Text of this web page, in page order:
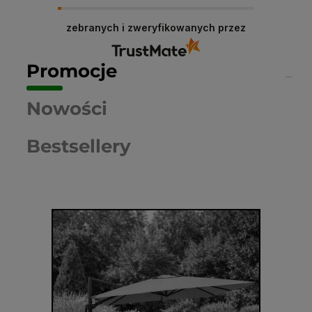
jakość naszych usług. Mamy nadzieję, że już
teraz sprostaliśmy Twoim wymaganiom i wrócisz
do nas ponownie.
zebranych i zweryfikowanych przez
Promocje
Nowości
Bestsellery